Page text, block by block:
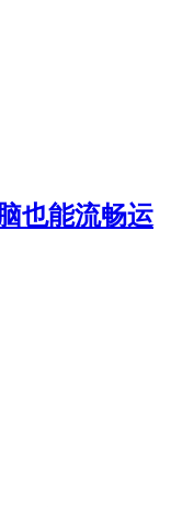
也能流畅运